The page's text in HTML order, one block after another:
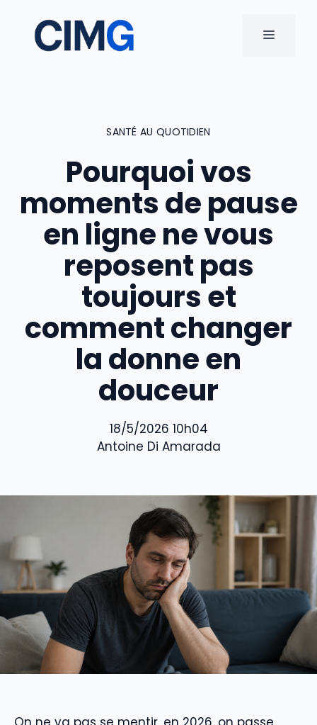
contenu
MENU
SANTÉ AU QUOTIDIEN
Pourquoi vos
moments de pause
en ligne ne vous
reposent pas
toujours et
comment changer
la donne en
douceur
18/5/2026 10h04
Antoine Di Amarada